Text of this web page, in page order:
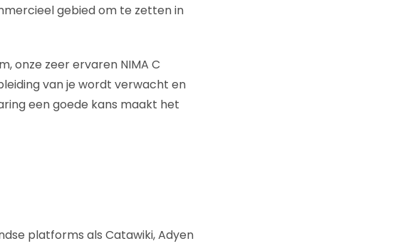
gebied om te zetten in
onze zeer ervaren NIMA C
van je wordt verwacht en
een goede kans maakt het
platforms als Catawiki, Adyen